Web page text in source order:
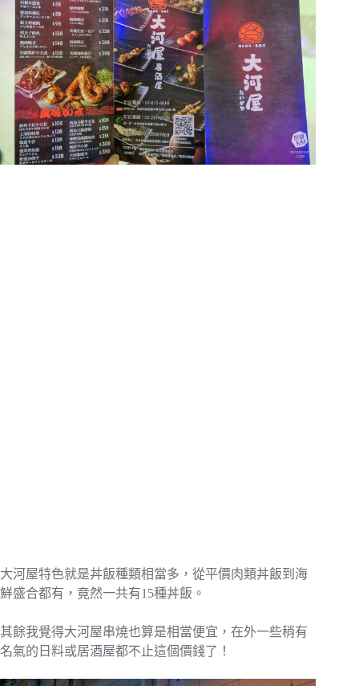
大河屋特色就是丼飯種類相當多，從平價肉類丼飯到海
鮮盛合都有，竟然一共有15種丼飯。
其餘我覺得大河屋串燒也算是相當便宜，在外一些稍有
名氣的日料或居酒屋都不止這個價錢了！